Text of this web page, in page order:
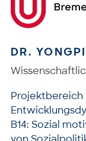
DR.
Projektbereich
B14: Sozial